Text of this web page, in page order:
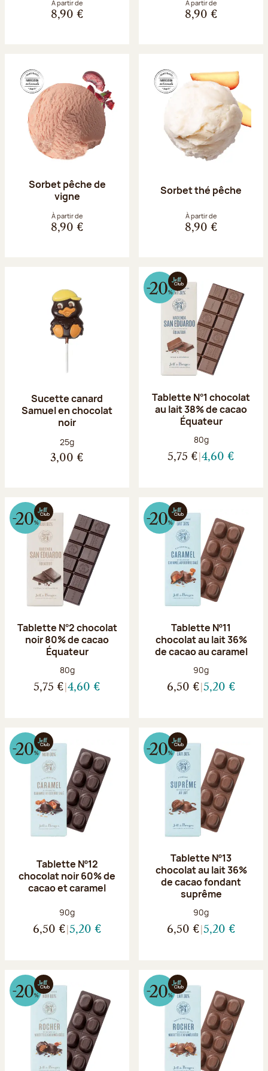
À partir de
8,90 €
À partir de
8,90 €
Sorbet pêche de
vigne
À partir de
8,90 €
Sorbet thé pêche
À partir de
8,90 €
Sucette canard
Samuel en chocolat
noir
Poids net :
25g
3,00 €
Tablette N°1 chocolat
au lait 38% de cacao
Équateur
Poids net :
80g
5,75 € 4,60 €
Tablette N°2 chocolat
noir 80% de cacao
Équateur
Poids net :
80g
5,75 € 4,60 €
Tablette Nº11
chocolat au lait 36%
de cacao au caramel
Poids net :
90g
6,50 € 5,20 €
Tablette Nº12
chocolat noir 60% de
cacao et caramel
Poids net :
90g
6,50 € 5,20 €
Tablette Nº13
chocolat au lait 36%
de cacao fondant
suprême
Poids net :
90g
6,50 € 5,20 €